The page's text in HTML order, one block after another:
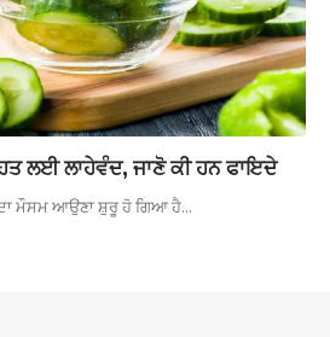
ਲਈ ਲਾਹੇਵੰਦ, ਜਾਣੋ ਕੀ ਹਨ ਫਾਇਦੇ
ਮੌਸਮ ਆਉਣਾ ਸ਼ੁਰੂ ਹੋ ਗਿਆ ਹੈ…